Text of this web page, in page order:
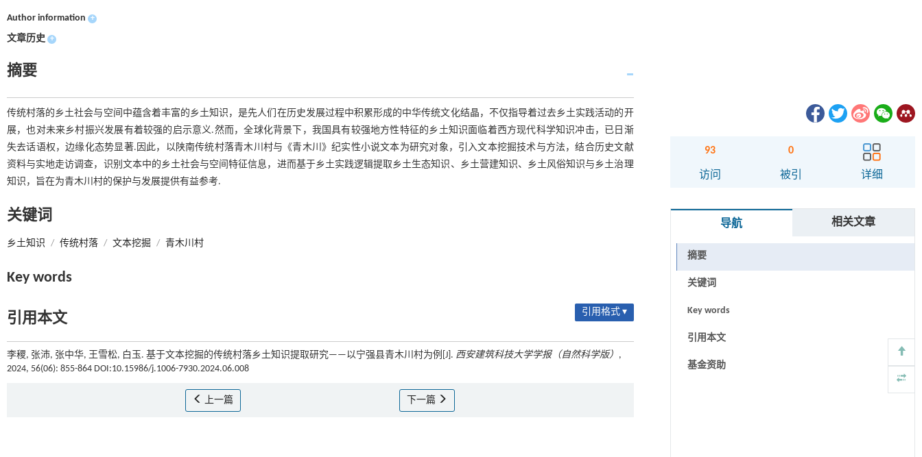
Author information +
文章历史 +
摘要
传统村落的乡土社会与空间中蕴含着丰富的乡土知识，是先人们在历史发展过程中积累形成的中华传统文化结晶，不仅指导着过去乡土实践活动的开
展，也对未来乡村振兴发展有着较强的启示意义.然而，全球化背景下，我国具有较强地方性特征的乡土知识面临着西方现代科学知识冲击，已日渐
失去话语权，边缘化态势显著.因此，以陕南传统村落青木川村与《青木川》纪实性小说文本为研究对象，引入文本挖掘技术与方法，结合历史文献
资料与实地走访调查，识别文本中的乡土社会与空间特征信息，进而基于乡土实践逻辑提取乡土生态知识、乡土营建知识、乡土风俗知识与乡土治理
知识，旨在为青木川村的保护与发展提供有益参考.
关键词
乡土知识 / 传统村落 / 文本挖掘 / 青木川村
Key words
引用本文 引用格式 ▾
李稷, 张沛, 张中华, 王雪松, 白玉. 基于文本挖掘的传统村落乡土知识提取研究——以宁强县青木川村为例[J]. 西安建筑科技大学学报（自然科学版） ,
2024, 56(06): 855-864 DOI:10.15986/j.1006-7930.2024.06.008
上一篇 下一篇
93
访问
0
被引 详细
导航 相关文章
摘要
关键词
Key words
引用本文
基金资助